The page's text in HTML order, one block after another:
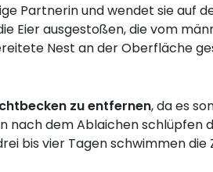
Partnerin und wendet sie auf
Eier ausgestoßen, die vom
Nest an der Oberfläche
zu entfernen, da es
dem Ablaichen schlüpfen
bis vier Tagen schwimmen